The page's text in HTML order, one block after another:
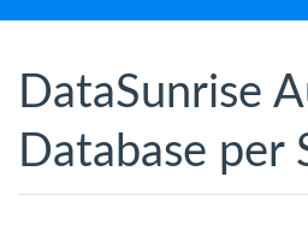
DataSunrise
Database per